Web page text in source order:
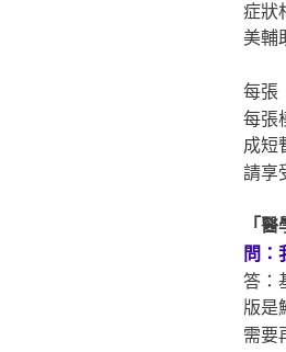
症狀
美輔
每張
每張
成短
請享
「
問：
答：
版是
需要